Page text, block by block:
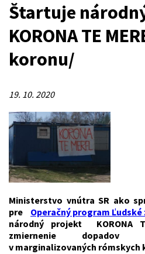
Štartuje
KORONA TE
koronu/
19. 10. 2020
Ministerstvo vnútra SR ako
pre Operačný program Ľudské
národný projekt KORONA
zmiernenie dopadov
v marginalizovaných rómskych